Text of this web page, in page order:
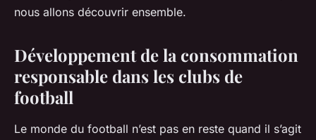
nous allons découvrir ensemble.
Développement de la consommation
responsable dans les clubs de
football
Le monde du football n’est pas en reste quand il s’agit